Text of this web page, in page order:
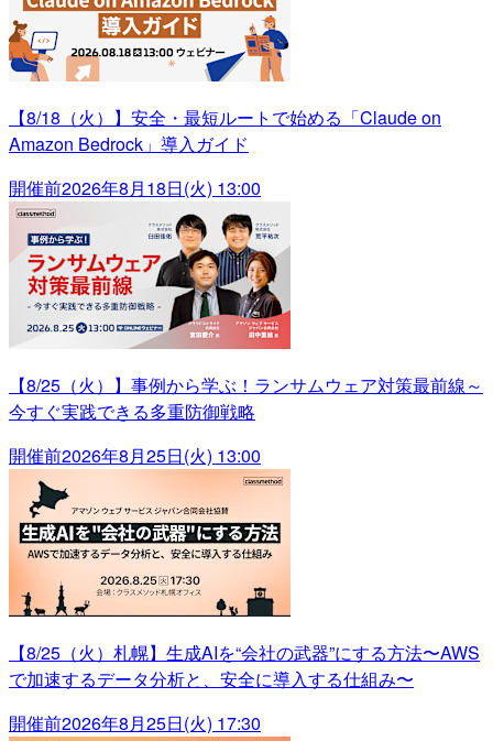
【8/18（火）】安全・最短ルートで始める「Claude on
Amazon Bedrock」導入ガイド
開催前2026年8月18日(火) 13:00
【8/25（火）】事例から学ぶ！ランサムウェア対策最前線～
今すぐ実践できる多重防御戦略
開催前2026年8月25日(火) 13:00
【8/25（火）札幌】生成AIを“会社の武器”にする方法〜AWS
で加速するデータ分析と、安全に導入する仕組み〜
開催前2026年8月25日(火) 17:30